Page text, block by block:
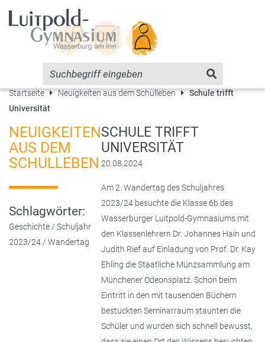
Startseite Neuigkeiten aus dem Schulleben
Schule trifft
Universität
NEUIGKEITEN
AUS DEM
SCHULLEBEN
Schlagwörter:
Geschichte/ Schuljahr
2023/24/ Wandertag
SCHULE TRIFFT
UNIVERSITÄT
20.08.2024
Am 2. Wandertag des Schuljahres
2023/24 besuchte die Klasse 6b des
Wasserburger Luitpold-Gymnasiums mit
den Klassenlehrern Dr. Johannes Hain und
Judith Rief auf Einladung von Prof. Dr. Kay
Ehling die Staatliche Münzsammlung am
Münchener Odeonsplatz. Schon beim
Eintritt in den mit tausenden Büchern
bestückten Seminarraum staunten die
Schüler und wurden sich schnell bewusst,